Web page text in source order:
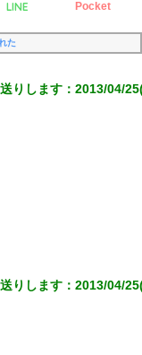
LINE Pocket
た
りします ：2013/04/
りします ：2013/04/